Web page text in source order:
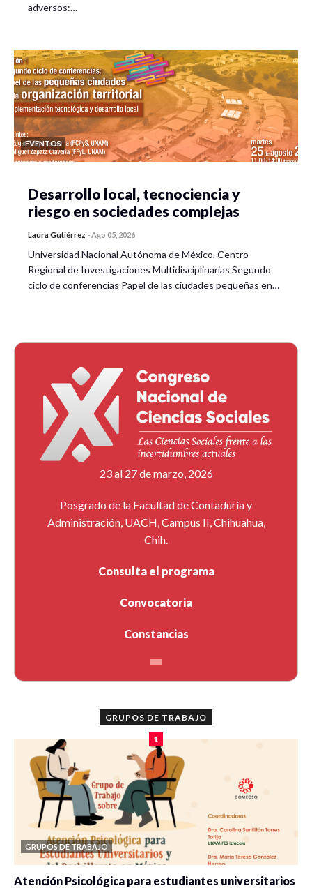
adversos:…
EVENTOS
Desarrollo local, tecnociencia y
riesgo en sociedades complejas
Laura Gutiérrez -Ago 05, 2026
Universidad Nacional Autónoma de México, Centro
Regional de Investigaciones Multidisciplinarias Segundo
ciclo de conferencias Papel de las ciudades pequeñas en…
23 al 27 de marzo, 2026
Posgrado de la Facultad de Contaduría y
Administración, UACH, Campus II, Chihuahua,
Chih.
Consulta el programa
Convocatoria
Constancias
GRUPOS DE TRABAJO
1
GRUPOS DE TRABAJO
Atención Psicológica para estudiantes universitarios